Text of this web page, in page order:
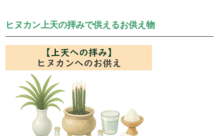
ヒヌカン上天の拝みで供えるお供え物